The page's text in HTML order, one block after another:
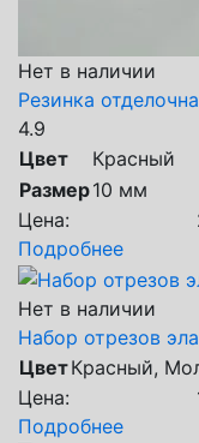
Нет в наличии
Резинка
4.9
Цвет
Красный
Размер10 мм
Цена:
Подробнее
Нет в наличии
Набор отрезов
ЦветКрасный,
Цена:
Подробнее